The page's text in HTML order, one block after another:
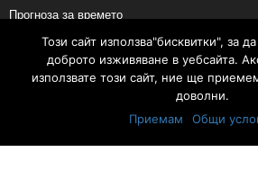
Прогноза за времето
Политика
Култура
Този сайт използва"бисквитки", за
доброто изживяване в уебсайта.
използвате този сайт, ние ще
доволни.
Приемам
Общи